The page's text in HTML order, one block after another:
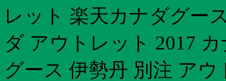
レット 楽天カナダグー
ダ アウトレット 2017
グース 伊勢丹 別注 ア